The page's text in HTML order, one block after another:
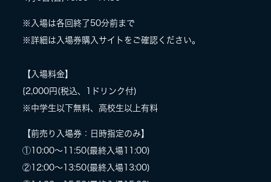
※入場は各回終了50分前まで
※詳細は入場券購入サイトをご確認ください。
【入場料金】
{2,000円(税込、1ドリンク付)
※中学生以下無料、高校生以上有料
【前売り入場券：日時指定のみ】
①10:00〜11:50(最終入場11:00)
②12:00〜13:50(最終入場13:00)